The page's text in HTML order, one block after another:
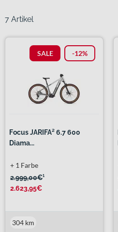
7 Artikel
SALE -12%
Focus JARIFA² 6.7 600
Diama...
2.999,00€¹
2.623,95€
+ 1 Farbe
304 km